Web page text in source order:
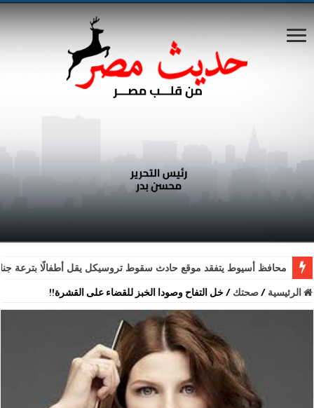
محافظ أسيوط يتفقد موقع حادث سقوط تروسيكل يقل أطفالًا بترعة
الرئيسية /صحتك /خل التفاح وصودا الخبز للقضاء على القشرة!!